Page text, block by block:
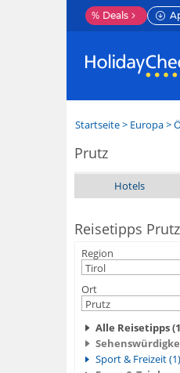
% Deals
Startseite> Europa>
Prutz
Hotels
Reisetipps Prutz
Region
Ort
Alle Reisetipps
Sport & Freizeit (1)